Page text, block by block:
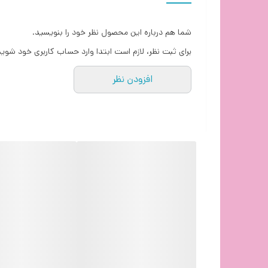
شما هم درباره این محصول نظر خود را بنویسید.
برای ثبت نظر، لازم است ابتدا وارد حساب کاربری خود
افزودن نظر